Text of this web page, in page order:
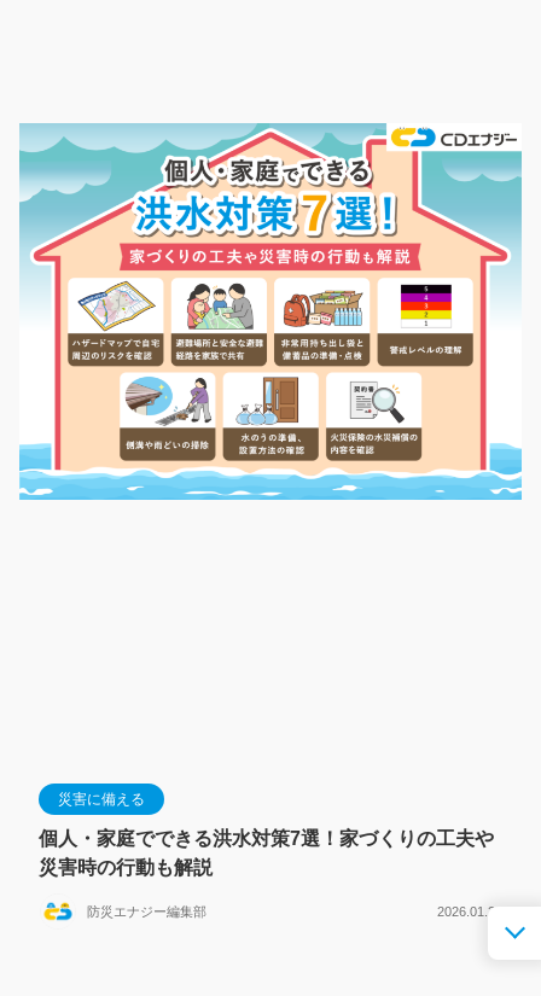
災害に備える
個人・家庭でできる洪水対策7選！家づくりの工夫や
災害時の行動も解説
防災エナジー編集部 2026.01.20